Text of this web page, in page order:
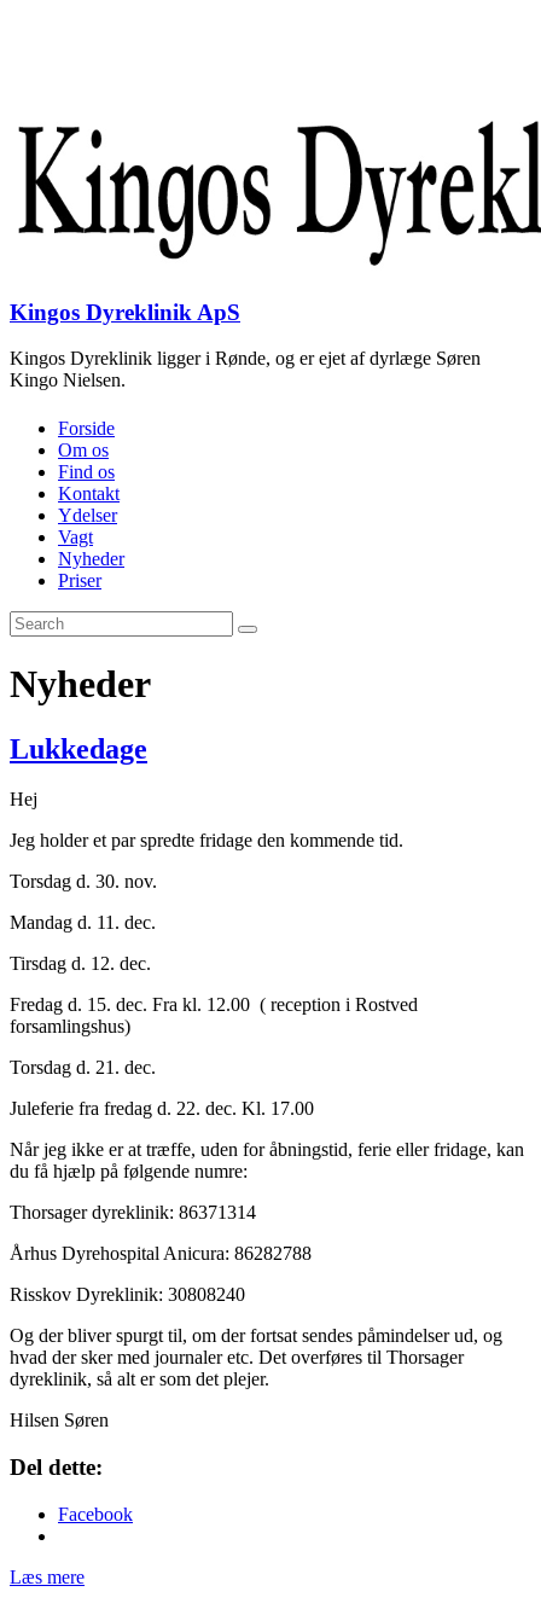
Kingos Dyreklinik ApS
Kingos Dyreklinik ligger i Rønde, og er ejet af dyrlæge Søren
Kingo Nielsen.
Forside
Om os
Find os
Kontakt
Ydelser
Vagt
Nyheder
Priser
Nyheder
Lukkedage
Hej
Jeg holder et par spredte fridage den kommende tid.
Torsdag d. 30. nov.
Mandag d. 11. dec.
Tirsdag d. 12. dec.
Fredag d. 15. dec. Fra kl. 12.00 ( reception i Rostved
forsamlingshus)
Torsdag d. 21. dec.
Juleferie fra fredag d. 22. dec. Kl. 17.00
Når jeg ikke er at træffe, uden for åbningstid, ferie eller fridage, kan
du få hjælp på følgende numre:
Thorsager dyreklinik: 86371314
Århus Dyrehospital Anicura: 86282788
Risskov Dyreklinik: 30808240
Og der bliver spurgt til, om der fortsat sendes påmindelser ud, og
hvad der sker med journaler etc. Det overføres til Thorsager
dyreklinik, så alt er som det plejer.
Hilsen Søren
Del dette:
Facebook
Læs mere